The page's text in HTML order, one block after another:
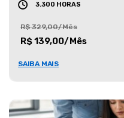
3.300 HORAS
R$ 329,00/Mês
R$ 139,00/Mês
SAIBA MAIS